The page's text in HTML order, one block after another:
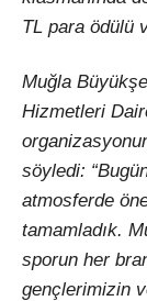
TL para ödülü
Muğla
Hizmetleri
söyledi:
atmosferde
tamamladık.
sporun her
gençlerimizin